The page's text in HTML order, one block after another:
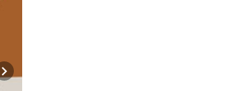
Next slide